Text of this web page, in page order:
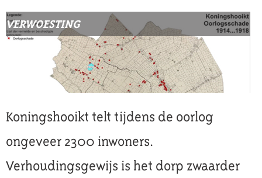
VERWOESTING
Koningshooikt telt tijdens de oorlog
ongeveer 2300 inwoners.
Verhoudingsgewijs is het dorp zwaarder